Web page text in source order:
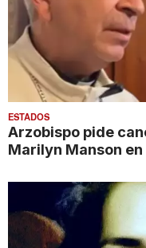
ESTADOS
Arzobispo pide
Marilyn Manson en